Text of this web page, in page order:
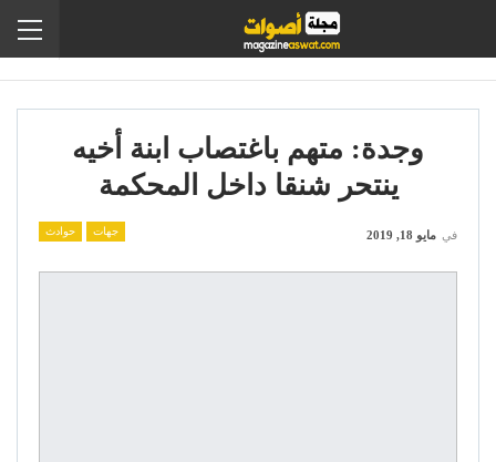
وجدة: متهم باغتصاب ابنة أخيه
ينتحر شنقا داخل المحكمة
جهات حوادث في مايو 18, 2019